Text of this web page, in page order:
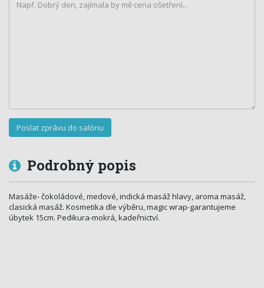
Podrobný popis
Masáže- čokoládové, medové, indická masáž hlavy, aroma masáž,
clasická masáž. Kosmetika dle výběru, magic wrap-garantujeme
úbytek 15cm. Pedikura-mokrá, kadeřnictví.